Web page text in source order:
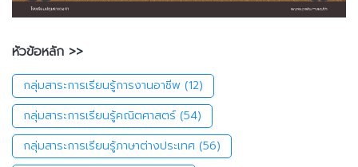
หัวข้อหลัก >>
กลุ่มสาระการเรียนรู้การงานอาชีพ (12)
กลุ่มสาระการเรียนรู้คณิตศาสตร์ (54)
กลุ่มสาระการเรียนรู้ภาษาต่างประเทศ (56)